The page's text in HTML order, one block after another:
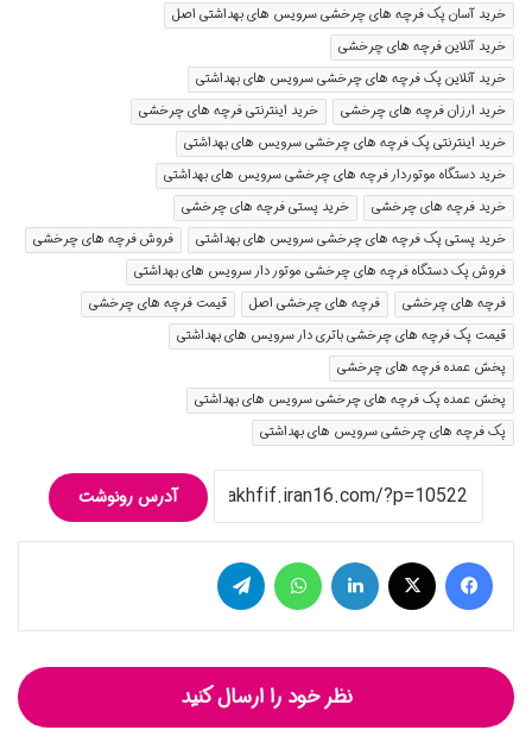
خرید آسان پک فرچه های چرخشی سرویس های بهداشتی اصل
خرید آنلاین فرچه های چرخشی
خرید آنلاین پک فرچه های چرخشی سرویس های بهداشتی
خرید ارزان فرچه های چرخشی
خرید اینترنتی فرچه های چرخشی
خرید اینترنتی پک فرچه های چرخشی سرویس های بهداشتی
خرید دستگاه موتوردار فرچه های چرخشی سرویس های بهداشتی
خرید فرچه های چرخشی
خرید پستی فرچه های چرخشی
خرید پستی پک فرچه های چرخشی سرویس های بهداشتی
فروش فرچه های چرخشی
فروش پک دستگاه فرچه های چرخشی موتور دار سرویس های بهداشتی
فرچه های چرخشی
فرچه های چرخشی اصل
قیمت فرچه های چرخشی
قیمت پک فرچه های چرخشی باتری دار سرویس های بهداشتی
پخش عمده فرچه های چرخشی
پخش عمده پک فرچه های چرخشی سرویس های بهداشتی
پک فرچه های چرخشی سرویس های بهداشتی
آدرس رونوشت
فیس بوک لینکدین
نظر خود را ارسال کنید